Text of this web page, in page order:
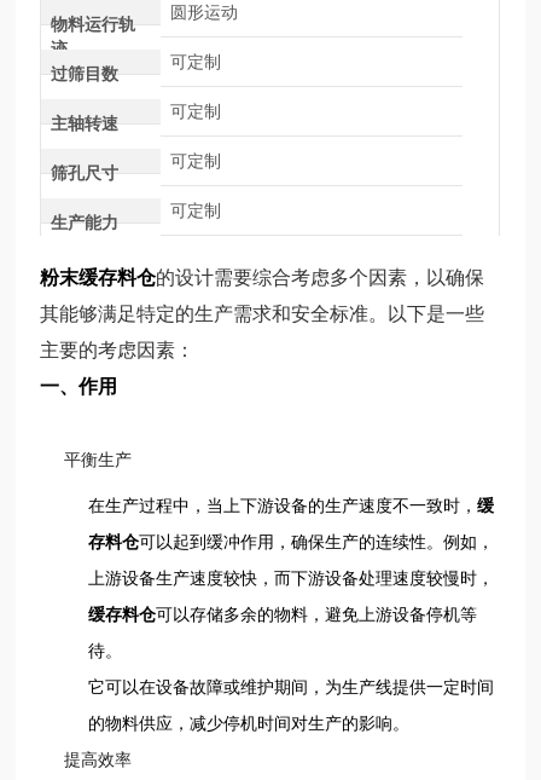
物料运行轨
迹
圆形运动
过筛目数
可定制
主轴转速
可定制
筛孔尺寸
可定制
生产能力
可定制
粉末缓存料仓的设计需要综合考虑多个因素，以确保
其能够满足特定的生产需求和安全标准。以下是一些
主要的考虑因素：
一、作用
平衡生产
在生产过程中，当上下游设备的生产速度不一致时，缓
存料仓可以起到缓冲作用，确保生产的连续性。例如，
上游设备生产速度较快，而下游设备处理速度较慢时，
缓存料仓可以存储多余的物料，避免上游设备停机等
待。
它可以在设备故障或维护期间，为生产线提供一定时间
的物料供应，减少停机时间对生产的影响。
提高效率